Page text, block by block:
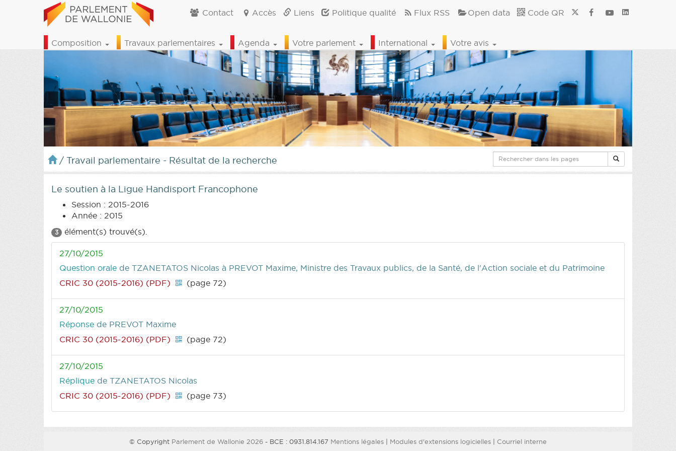
Contact Accès Liens Politique qualité Flux RSS Open data Code QR
Composition Travaux parlementaires Agenda Votre parlement International Votre avis
/ Travail parlementaire - Résultat de la recherche
Le soutien à la Ligue Handisport Francophone
Session : 2015-2016
Année : 2015
3 élément(s) trouvé(s).
27/10/2015
Question orale de TZANETATOS Nicolas à PREVOT Maxime, Ministre des Travaux publics, de la Santé, de l'Action sociale et du Patrimoine
CRIC 30 (2015-2016) (PDF)
(page 72)
27/10/2015
Réponse de PREVOT Maxime
CRIC 30 (2015-2016) (PDF)
(page 72)
27/10/2015
Réplique de TZANETATOS Nicolas
CRIC 30 (2015-2016) (PDF)
(page 73)
© Copyright Parlement de Wallonie 2026 - BCE : 0931.814.167 Mentions légales | Modules d'extensions logicielles | Courriel interne